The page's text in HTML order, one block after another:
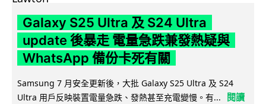
Galaxy S25 Ultra 及 S24 Ultra
update 後暴走 電量急跌兼發熱疑與
WhatsApp 備份卡死有關
Samsung 7 月安全更新後，大批 Galaxy S25 Ultra 及 S24
Ultra 用戶反映裝置電量急跌、發熱甚至充電變慢。有...
閱讀